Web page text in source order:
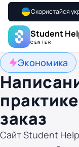
Скористайся
Student
CENTER
Экономика
заказ
Сайт Student